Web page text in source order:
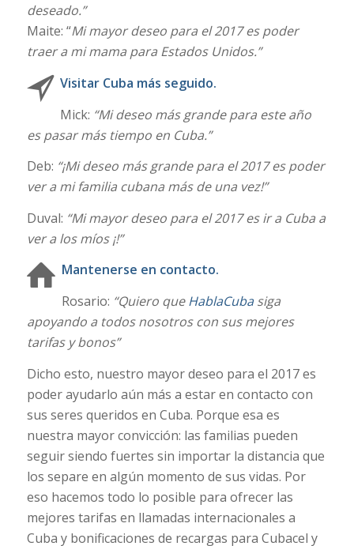
deseado.”
Maite: “Mi mayor deseo para el 2017 es poder
traer a mi mama para Estados Unidos.”
Visitar Cuba más seguido.
Mick: “Mi deseo más grande para este año
es pasar más tiempo en Cuba.”
Deb: “¡Mi deseo más grande para el 2017 es poder
ver a mi familia cubana más de una vez!”
Duval: “Mi mayor deseo para el 2017 es ir a Cuba a
ver a los míos ¡!”
Mantenerse en contacto.
Rosario: “Quiero queHablaCubasiga
apoyando a todos nosotros con sus mejores
tarifas y bonos”
Dicho esto, nuestro mayor deseo para el 2017 es
poder ayudarlo aún más a estar en contacto con
sus seres queridos en Cuba. Porque esa es
nuestra mayor convicción: las familias pueden
seguir siendo fuertes sin importar la distancia que
los separe en algún momento de sus vidas. Por
eso hacemos todo lo posible para ofrecer las
mejores tarifas en llamadas internacionales a
Cuba y bonificaciones de recargas para Cubacel y